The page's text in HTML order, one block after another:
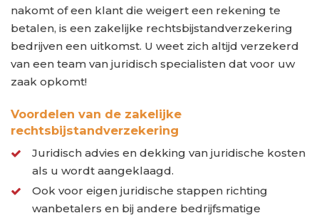
nakomt of een klant die weigert een rekening te
betalen, is een zakelijke rechtsbijstandverzekering
bedrijven een uitkomst. U weet zich altijd verzekerd
van een team van juridisch specialisten dat voor uw
zaak opkomt!
Voordelen van de zakelijke
rechtsbijstandverzekering
Juridisch advies en dekking van juridische kosten
als u wordt aangeklaagd.
Ook voor eigen juridische stappen richting
wanbetalers en bij andere bedrijfsmatige